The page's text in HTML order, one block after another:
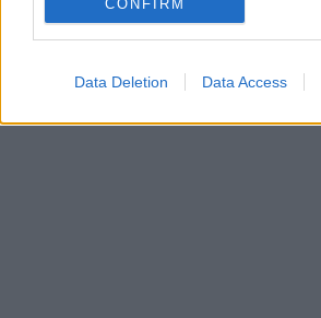
CONFIRM
Data Deletion Data Access